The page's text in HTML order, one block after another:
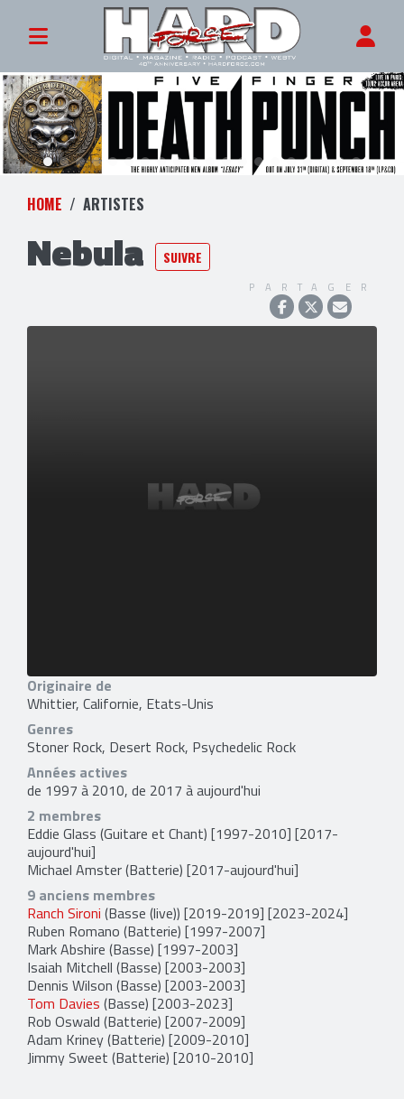
HOME ARTISTES
Nebula SUIVRE
PARTAGER
Originaire de
Whittier, Californie, Etats-Unis
Genres
Stoner Rock, Desert Rock, Psychedelic Rock
Années actives
de 1997 à 2010, de 2017 à aujourd'hui
2 membres
Eddie Glass (Guitare et Chant) [1997-2010] [2017-
aujourd'hui]
Michael Amster(Batterie) [2017-aujourd'hui]
9 anciens membres
Ranch Sironi (Basse (live)) [2019-2019] [2023-2024]
Ruben Romano (Batterie) [1997-2007]
Mark Abshire (Basse) [1997-2003]
Isaiah Mitchell (Basse) [2003-2003]
Dennis Wilson (Basse) [2003-2003]
Tom Davies (Basse) [2003-2023]
Rob Oswald (Batterie) [2007-2009]
Adam Kriney(Batterie) [2009-2010]
Jimmy Sweet (Batterie) [2010-2010]